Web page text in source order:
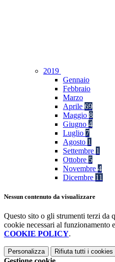
2019
Gennaio
Febbraio
Marzo
Aprile 69
Maggio 8
Giugno 4
Luglio 7
Agosto 1
Settembre 1
Ottobre 5
Novembre 4
Dicembre 11
Nessun contenuto da visualizzare
Questo sito o gli strumenti terzi da
cookie necessari al
COOKIE POLICY.
Personalizza Rifiuta tutti i cookies